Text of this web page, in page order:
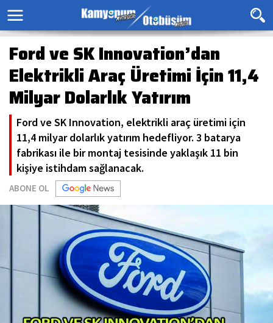
Ford ve SK Innovation’dan
Elektrikli Araç Üretimi İçin 11,4
Milyar Dolarlık Yatırım
Ford ve SK Innovation, elektrikli araç üretimi için
11,4 milyar dolarlık yatırım hedefliyor. 3 batarya
fabrikası ile bir montaj tesisinde yaklaşık 11 bin
kişiye istihdam sağlanacak.
ABONE OL